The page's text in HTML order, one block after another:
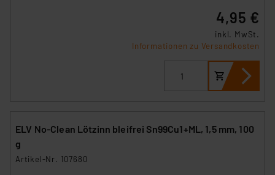
4,95 €
inkl. MwSt.
Informationen zu Versandkosten
ELV No-Clean Lötzinn bleifrei Sn99Cu1+ML, 1,5 mm, 100
g
Artikel-Nr. 107680